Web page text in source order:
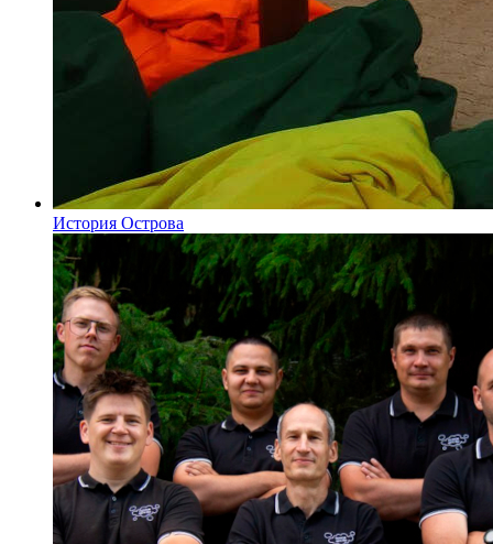
История Острова